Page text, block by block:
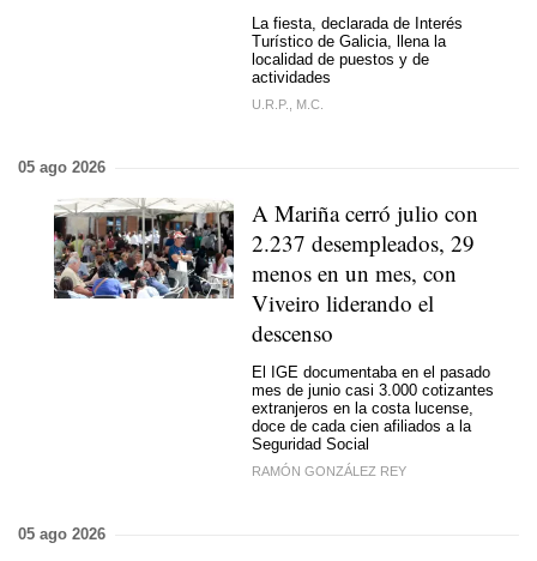
La fiesta, declarada de Interés
Turístico de Galicia, llena la
localidad de puestos y de
actividades
U.R.P., M.C.
05 ago 2026
A Mariña cerró julio con
2.237 desempleados, 29
menos en un mes, con
Viveiro liderando el
descenso
El IGE documentaba en el pasado
mes de junio casi 3.000 cotizantes
extranjeros en la costa lucense,
doce de cada cien afiliados a la
Seguridad Social
RAMÓN GONZÁLEZ REY
05 ago 2026